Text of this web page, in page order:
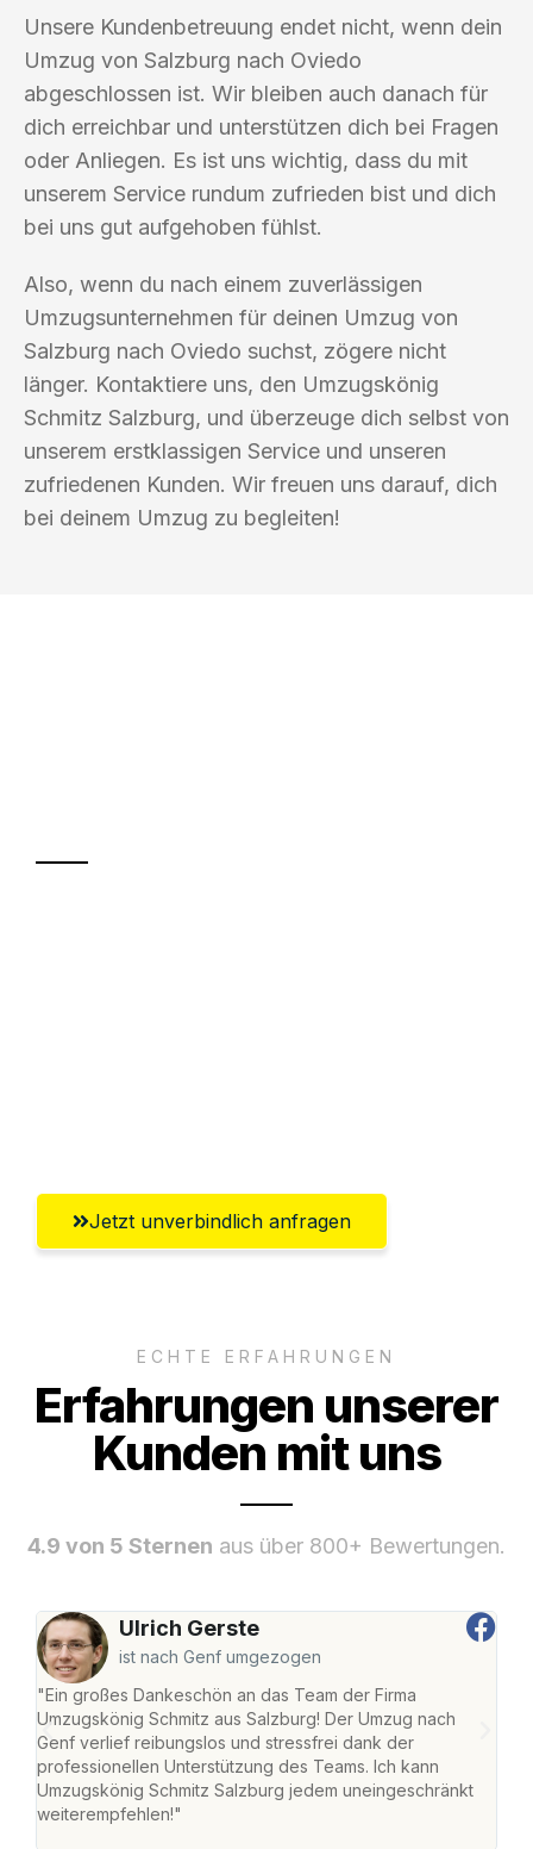
Unsere Kundenbetreuung endet nicht, wenn dein
Umzug von Salzburg nach Oviedo
abgeschlossen ist. Wir bleiben auch danach für
dich erreichbar und unterstützen dich bei Fragen
oder Anliegen. Es ist uns wichtig, dass du mit
unserem Service rundum zufrieden bist und dich
bei uns gut aufgehoben fühlst.
Also, wenn du nach einem zuverlässigen
Umzugsunternehmen für deinen Umzug von
Salzburg nach Oviedo suchst, zögere nicht
länger. Kontaktiere uns, den Umzugskönig
Schmitz Salzburg, und überzeuge dich selbst von
unserem erstklassigen Service und unseren
zufriedenen Kunden. Wir freuen uns darauf, dich
bei deinem Umzug zu begleiten!
Jetzt unverbindlich anfragen
ECHTE ERFAHRUNGEN
Erfahrungen unserer
Kunden mit uns
4.9 von 5 Sternen aus über 800+ Bewertungen.
Ulrich Gerste
ist nach Genf umgezogen
"Ein großes Dankeschön an das Team der Firma
Umzugskönig Schmitz aus Salzburg! Der Umzug nach
Genf verlief reibungslos und stressfrei dank der
professionellen Unterstützung des Teams. Ich kann
Umzugskönig Schmitz Salzburg jedem uneingeschränkt
weiterempfehlen!"